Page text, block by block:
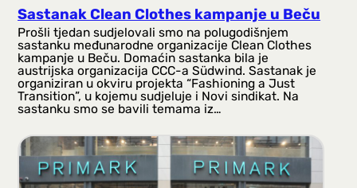
Sastanak Clean Clothes kampanje u Beču
Prošli tjedan sudjelovali smo na polugodišnjem
sastanku međunarodne organizacije Clean Clothes
kampanje u Beču. Domaćin sastanka bila je
austrijska organizacija CCC-a Südwind. Sastanak je
organiziran u okviru projekta “Fashioning a Just
Transition”, u kojemu sudjeluje i Novi sindikat. Na
sastanku smo se bavili temama iz…